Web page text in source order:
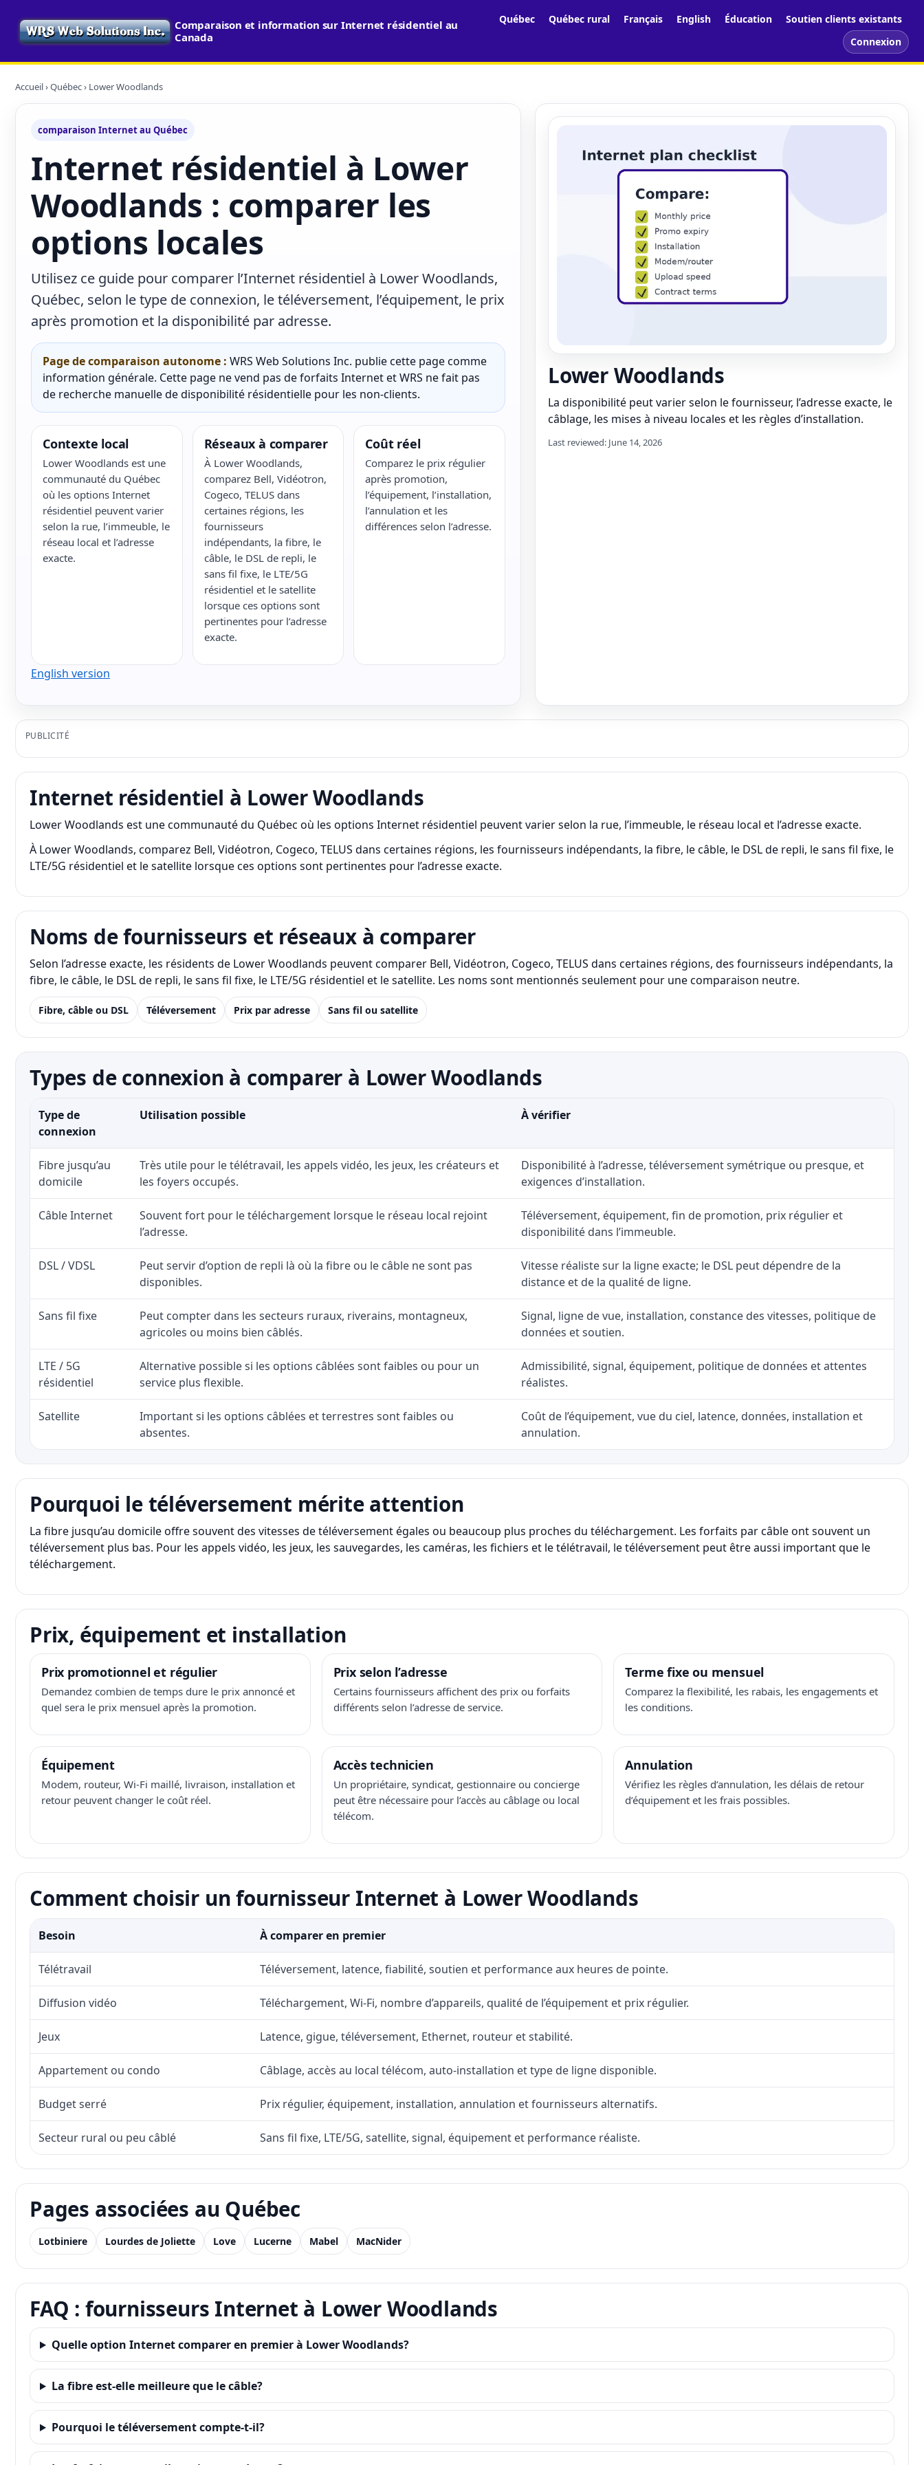
Comparaison et information sur Internet résidentiel au
Canada
Québec Québec rural Français English Éducation
Soutien clients existants
Connexion
Accueil›Québec› Lower Woodlands
comparaison Internet au Québec
Internet résidentiel à Lower
Woodlands : comparer les
options locales
Utilisez ce guide pour comparer l’Internet résidentiel à Lower Woodlands,
Québec, selon le type de connexion, le téléversement, l’équipement, le prix
après promotion et la disponibilité par adresse.
Page de comparaison autonome : WRS Web Solutions Inc. publie cette page comme
information générale. Cette page ne vend pas de forfaits Internet et WRS ne fait pas
de recherche manuelle de disponibilité résidentielle pour les non-clients.
Contexte local
Lower Woodlands est une
communauté du Québec
où les options Internet
résidentiel peuvent varier
selon la rue, l’immeuble, le
réseau local et l’adresse
exacte.
Réseaux à comparer
À Lower Woodlands,
comparez Bell, Vidéotron,
Cogeco, TELUS dans
certaines régions, les
fournisseurs
indépendants, la fibre, le
câble, le DSL de repli, le
sans fil fixe, le LTE/5G
résidentiel et le satellite
lorsque ces options sont
pertinentes pour l’adresse
exacte.
Coût réel
Comparez le prix régulier
après promotion,
l’équipement, l’installation,
l’annulation et les
différences selon l’adresse.
English version
Lower Woodlands
La disponibilité peut varier selon le fournisseur, l’adresse exacte, le
câblage, les mises à niveau locales et les règles d’installation.
Last reviewed: June 14, 2026
PUBLICITÉ
Internet résidentiel à Lower Woodlands
Lower Woodlands est une communauté du Québec où les options Internet résidentiel peuvent varier selon la rue, l’immeuble, le réseau local et l’adresse exacte.
À Lower Woodlands, comparez Bell, Vidéotron, Cogeco, TELUS dans certaines régions, les fournisseurs indépendants, la fibre, le câble, le DSL de repli, le sans fil fixe, le
LTE/5G résidentiel et le satellite lorsque ces options sont pertinentes pour l’adresse exacte.
Noms de fournisseurs et réseaux à comparer
Selon l’adresse exacte, les résidents de Lower Woodlands peuvent comparer Bell, Vidéotron, Cogeco, TELUS dans certaines régions, des fournisseurs indépendants, la
fibre, le câble, le DSL de repli, le sans fil fixe, le LTE/5G résidentiel et le satellite. Les noms sont mentionnés seulement pour une comparaison neutre.
Fibre, câble ou DSL Téléversement Prix par adresse Sans fil ou satellite
Types de connexion à comparer à Lower Woodlands
Type de
connexion
Utilisation possible À vérifier
Fibre jusqu’au
domicile
Très utile pour le télétravail, les appels vidéo, les jeux, les créateurs et
les foyers occupés.
Disponibilité à l’adresse, téléversement symétrique ou presque, et
exigences d’installation.
Câble Internet
Souvent fort pour le téléchargement lorsque le réseau local rejoint
l’adresse.
Téléversement, équipement, fin de promotion, prix régulier et
disponibilité dans l’immeuble.
DSL / VDSL
Peut servir d’option de repli là où la fibre ou le câble ne sont pas
disponibles.
Vitesse réaliste sur la ligne exacte; le DSL peut dépendre de la
distance et de la qualité de ligne.
Sans fil fixe
Peut compter dans les secteurs ruraux, riverains, montagneux,
agricoles ou moins bien câblés.
Signal, ligne de vue, installation, constance des vitesses, politique de
données et soutien.
LTE / 5G
résidentiel
Alternative possible si les options câblées sont faibles ou pour un
service plus flexible.
Admissibilité, signal, équipement, politique de données et attentes
réalistes.
Satellite
Important si les options câblées et terrestres sont faibles ou
absentes.
Coût de l’équipement, vue du ciel, latence, données, installation et
annulation.
Pourquoi le téléversement mérite attention
La fibre jusqu’au domicile offre souvent des vitesses de téléversement égales ou beaucoup plus proches du téléchargement. Les forfaits par câble ont souvent un
téléversement plus bas. Pour les appels vidéo, les jeux, les sauvegardes, les caméras, les fichiers et le télétravail, le téléversement peut être aussi important que le
téléchargement.
Prix, équipement et installation
Prix promotionnel et régulier
Demandez combien de temps dure le prix annoncé et
quel sera le prix mensuel après la promotion.
Prix selon l’adresse
Certains fournisseurs affichent des prix ou forfaits
différents selon l’adresse de service.
Terme fixe ou mensuel
Comparez la flexibilité, les rabais, les engagements et
les conditions.
Équipement
Modem, routeur, Wi-Fi maillé, livraison, installation et
retour peuvent changer le coût réel.
Accès technicien
Un propriétaire, syndicat, gestionnaire ou concierge
peut être nécessaire pour l’accès au câblage ou local
télécom.
Annulation
Vérifiez les règles d’annulation, les délais de retour
d’équipement et les frais possibles.
Comment choisir un fournisseur Internet à Lower Woodlands
Besoin À comparer en premier
Télétravail Téléversement, latence, fiabilité, soutien et performance aux heures de pointe.
Diffusion vidéo Téléchargement, Wi-Fi, nombre d’appareils, qualité de l’équipement et prix régulier.
Jeux Latence, gigue, téléversement, Ethernet, routeur et stabilité.
Appartement ou condo Câblage, accès au local télécom, auto-installation et type de ligne disponible.
Budget serré Prix régulier, équipement, installation, annulation et fournisseurs alternatifs.
Secteur rural ou peu câblé Sans fil fixe, LTE/5G, satellite, signal, équipement et performance réaliste.
Pages associées au Québec
Lotbiniere Lourdes de Joliette Love Lucerne Mabel MacNider
FAQ : fournisseurs Internet à Lower Woodlands
Quelle option Internet comparer en premier à Lower Woodlands?
La fibre est-elle meilleure que le câble?
Pourquoi le téléversement compte-t-il?